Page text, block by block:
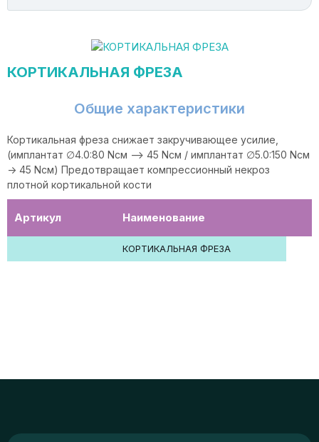
КОРТИКАЛЬНАЯ ФРЕЗА
Общие характеристики
Кортикальная фреза снижает закручивающее усилие,
(имплантат ∅4.0:80 Ncм --> 45 Ncм / имплантат ∅5.0:150 Ncм
-> 45 Ncм) Предотвращает компрессионный некроз
плотной кортикальной кости
Артикул Наименование
КОРТИКАЛЬНАЯ ФРЕЗА